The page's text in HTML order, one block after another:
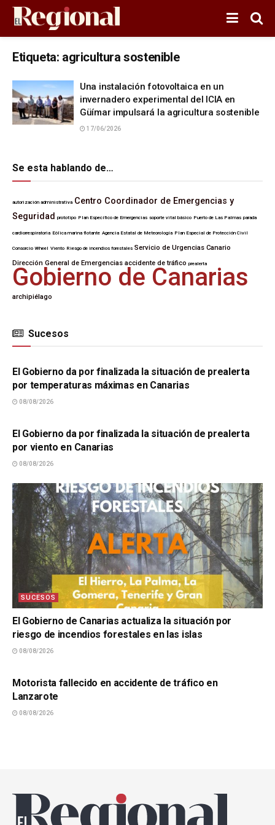
Etiqueta: agricultura sostenible
Una instalación fotovoltaica en un
invernadero experimental del ICIA en
Güímar impulsará la agricultura sostenible
17/06/2026
Se esta hablando de…
autorización administrativa Centro Coordinador de Emergencias y
Seguridad prototipo Plan Específico de Emergencias soporte vital básico Puerto de Las Palmas parada
cardiorrespiratoria Eólica marina flotante Agencia Estatal de Meteorología Plan Especial de Protección Civil
Consorcio Wheel Viento Riesgo de incendios forestales Servicio de Urgencias Canario
Dirección General de Emergencias accidente de tráfico prealerta
Gobierno de Canarias
archipiélago
Sucesos
SUCESOS
El Gobierno da por finalizada la situación de prealerta
por temperaturas máximas en Canarias
08/08/2026
El Gobierno da por finalizada la situación de prealerta
por viento en Canarias
08/08/2026
SUCESOS
El Gobierno de Canarias actualiza la situación por
riesgo de incendios forestales en las islas
08/08/2026
Motorista fallecido en accidente de tráfico en
Lanzarote
08/08/2026